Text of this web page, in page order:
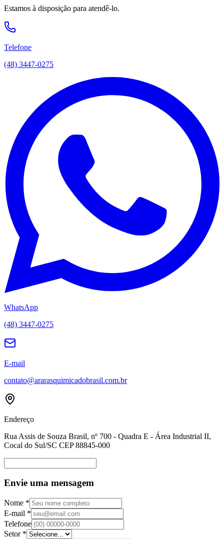
Estamos à disposição para atendê-lo.
Telefone
(48) 3447-0275
WhatsApp
(48) 3447-0275
E-mail
contato@ararasquimicadobrasil.com.br
Endereço
Rua Assis de Souza Brasil, nº 700 - Quadra E - Área Industrial II,
Cocal do Sul/SC CEP 88845-000
Envie uma mensagem
Nome *
E-mail *
Telefone
Setor *